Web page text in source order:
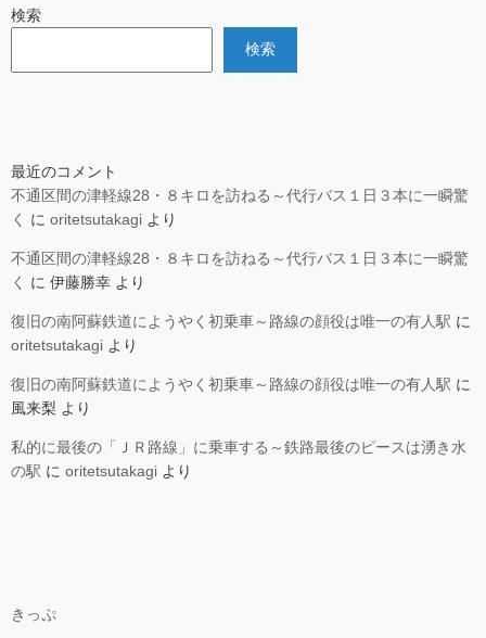
検索
検索
最近のコメント
不通区間の津軽線28・８キロを訪ねる～代行バス１日３本に一瞬驚
く
に oritetsutakagi より
不通区間の津軽線28・８キロを訪ねる～代行バス１日３本に一瞬驚
く
に 伊藤勝幸 より
復旧の南阿蘇鉄道にようやく初乗車～路線の顔役は唯一の有人駅 に
oritetsutakagi より
復旧の南阿蘇鉄道にようやく初乗車～路線の顔役は唯一の有人駅 に
風来梨 より
私的に最後の「ＪＲ路線」に乗車する～鉄路最後のピースは湧き水
の駅 に oritetsutakagi より
きっぷ